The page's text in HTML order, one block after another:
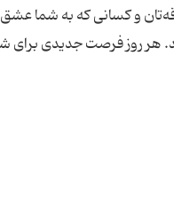
و کسانی که به شما
هر روز فرصت جدیدی برای